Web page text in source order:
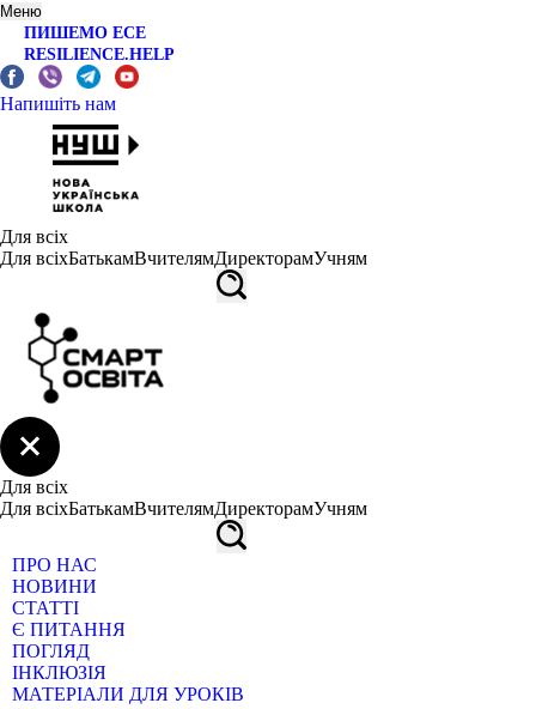
Меню
ПИШЕМО ЕСЕ
RESILIENCE.HELP
Напишіть нам
Для всіх
Для всіхБатькамВчителямДиректорамУчням
Для всіх
Для всіхБатькамВчителямДиректорамУчням
ПРО НАС
НОВИНИ
СТАТТІ
Є ПИТАННЯ
ПОГЛЯД
ІНКЛЮЗІЯ
МАТЕРІАЛИ ДЛЯ УРОКІВ